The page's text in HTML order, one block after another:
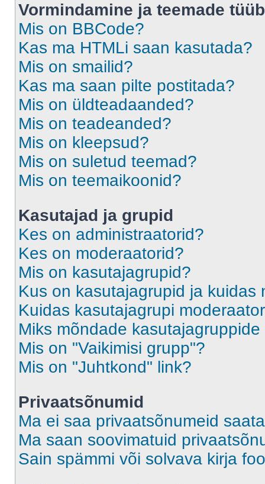
Vormindamine ja teemade
Mis on BBCode?
Kas ma HTMLi saan kasutada?
Mis on smailid?
Kas ma saan pilte postitada?
Mis on üldteadaanded?
Mis on teadeanded?
Mis on kleepsud?
Mis on suletud teemad?
Mis on teemaikoonid?
Kasutajad ja grupid
Kes on administraatorid?
Kes on moderaatorid?
Mis on kasutajagrupid?
Kus on kasutajagrupid ja kuidas
Kuidas kasutajagrupi
Miks mõndade
Mis on "Vaikimisi grupp"?
Mis on "Juhtkond" link?
Privaatsõnumid
Ma ei saa privaatsõnumeid
Ma saan soovimatuid
Sain spämmi või solvava kirja